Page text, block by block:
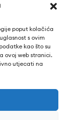
poput kolačića
s ovim
kao što su
ovoj web stranici.
utjecati na